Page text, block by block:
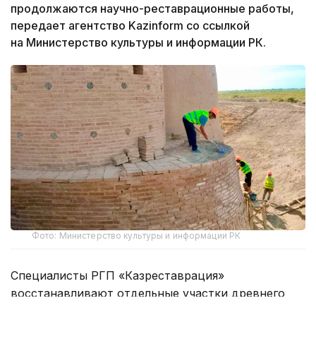
продолжаются научно-реставрационные работы,
передает агентство Kazinform со ссылкой
на Министерство культуры и информации РК.
Фото: Министерство культуры и информации РК
Специалисты РГП «Казреставрация»
восстанавливают отдельные участки древнего